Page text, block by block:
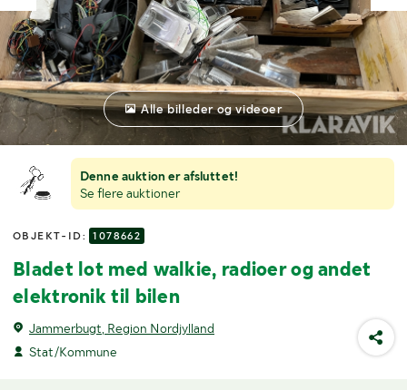
Denne auktion er afsluttet!
Se flere auktioner
OBJEKT-ID: 1078662
Bladet lot med walkie, radioer og andet
elektronik til bilen
Jammerbugt, Region Nordjylland
Stat/Kommune
Alle billeder og videoer